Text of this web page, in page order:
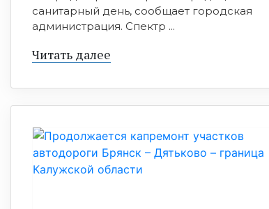
санитарный день, сообщает городская
администрация. Спектр ...
Читать далее